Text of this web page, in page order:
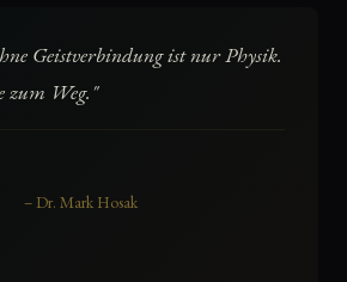
Geistverbindung ist nur Physik.
Weg."
– Dr. Mark Hosak